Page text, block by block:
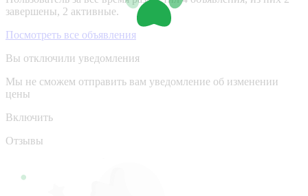
завершены, 2 активные.
Посмотреть все объявления
Вы отключили уведомления
Мы не сможем отправить вам уведомление об изменении
цены
Включить
Отзывы